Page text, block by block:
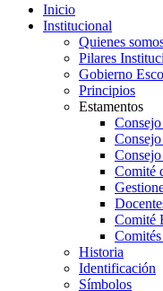
Inicio
Institucional
Quienes
Pilares
Gobierno
Principios
Estamentos
Comité
Comité
Historia
Identificación
Símbolos